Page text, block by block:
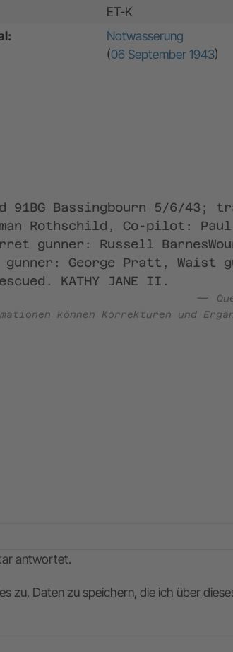
ET-K
Notwasserung
(06 September 1943)
Bassingbourn 5/6/43;
Rothschild, Co-pilot:
gunner: Russell
George Pratt, Waist
KATHY JANE II.
können Korrekturen und
antwortet.
zu, Daten zu speichern, die ich über